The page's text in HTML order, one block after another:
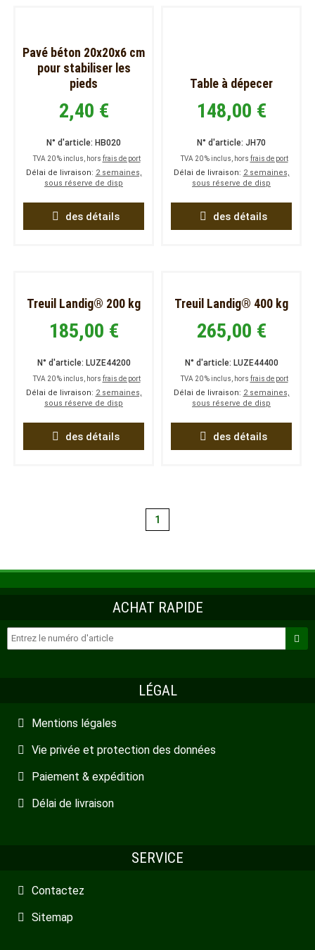
Pavé béton 20x20x6 cm
pour stabiliser les
pieds
2,40 €
N° d'article: HB020
TVA 20 % inclus, hors frais de port
Délai de livraison: 2 semaines,
sous réserve de disp
des détails
Table à dépecer
148,00 €
N° d'article: JH70
TVA 20 % inclus, hors frais de port
Délai de livraison: 2 semaines,
sous réserve de disp
des détails
Treuil Landig® 200 kg
185,00 €
N° d'article: LUZE44200
TVA 20 % inclus, hors frais de port
Délai de livraison: 2 semaines,
sous réserve de disp
des détails
Treuil Landig® 400 kg
265,00 €
N° d'article: LUZE44400
TVA 20 % inclus, hors frais de port
Délai de livraison: 2 semaines,
sous réserve de disp
des détails
1
ACHAT RAPIDE
LÉGAL
Mentions légales
Vie privée et protection des données
Paiement & expédition
Délai de livraison
SERVICE
Contactez
Sitemap